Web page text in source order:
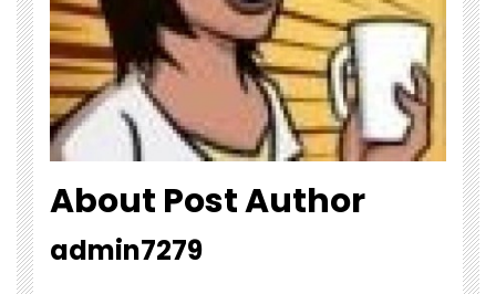
About Post Author
admin7279